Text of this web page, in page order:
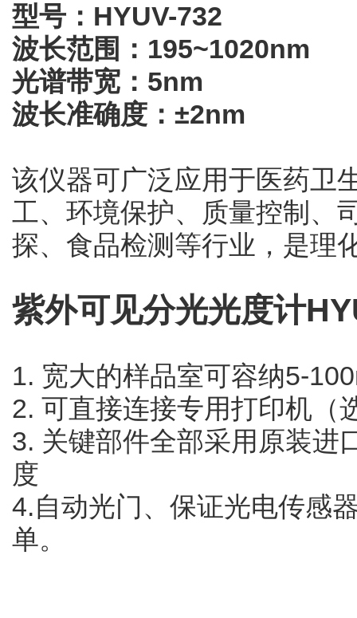
型号：HYUV-732
波长范围：195~1020nm
光谱带宽：5nm
波长准确度：±2nm
该仪器可广泛应用于医药卫
工、环境保护、质量控制、
探、食品检测等行业，是理
紫外可见分光光度计
1. 宽大的样品室可容纳5-
2. 可直接连接专用打印机（
3. 关键部件全部采用原装进
度
4.自动光门、保证光电传感
单。